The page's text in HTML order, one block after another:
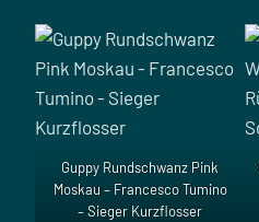
Guppy Rundschwanz Pink
Moskau – Francesco Tumino
– Sieger Kurzflosser